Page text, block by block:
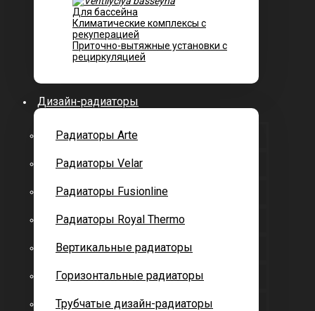
Для бассейна
Климатические комплексы с
рекуперацией
Приточно-вытяжные установки с
рециркуляцией
Дизайн-радиаторы
Радиаторы Arte
Радиаторы Velar
Радиаторы Fusionline
Радиаторы Royal Thermo
Вертикальные радиаторы
Горизонтальные радиаторы
Трубчатые дизайн-радиаторы